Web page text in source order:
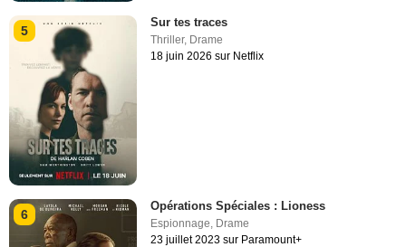
5
Sur tes traces
Thriller, Drame
18 juin 2026 sur Netflix
6
Opérations Spéciales : Lioness
Espionnage, Drame
23 juillet 2023 sur Paramount+